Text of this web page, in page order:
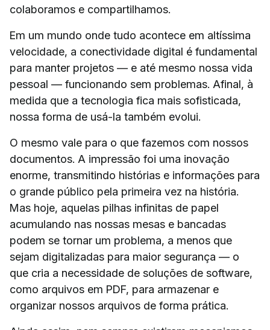
colaboramos e compartilhamos.
Em um mundo onde tudo acontece em altíssima
velocidade, a conectividade digital é fundamental
para manter projetos — e até mesmo nossa vida
pessoal — funcionando sem problemas. Afinal, à
medida que a tecnologia fica mais sofisticada,
nossa forma de usá-la também evolui.
O mesmo vale para o que fazemos com nossos
documentos. A impressão foi uma inovação
enorme, transmitindo histórias e informações para
o grande público pela primeira vez na história.
Mas hoje, aquelas pilhas infinitas de papel
acumulando nas nossas mesas e bancadas
podem se tornar um problema, a menos que
sejam digitalizadas para maior segurança — o
que cria a necessidade de soluções de software,
como arquivos em PDF, para armazenar e
organizar nossos arquivos de forma prática.